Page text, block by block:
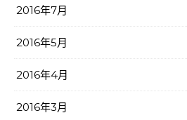
2016年7月
2016年5月
2016年4月
2016年3月